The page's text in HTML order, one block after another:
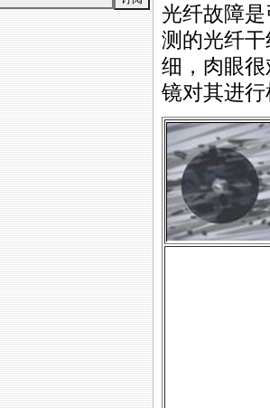
光纤故障
测的光纤
细，肉眼
镜对其进